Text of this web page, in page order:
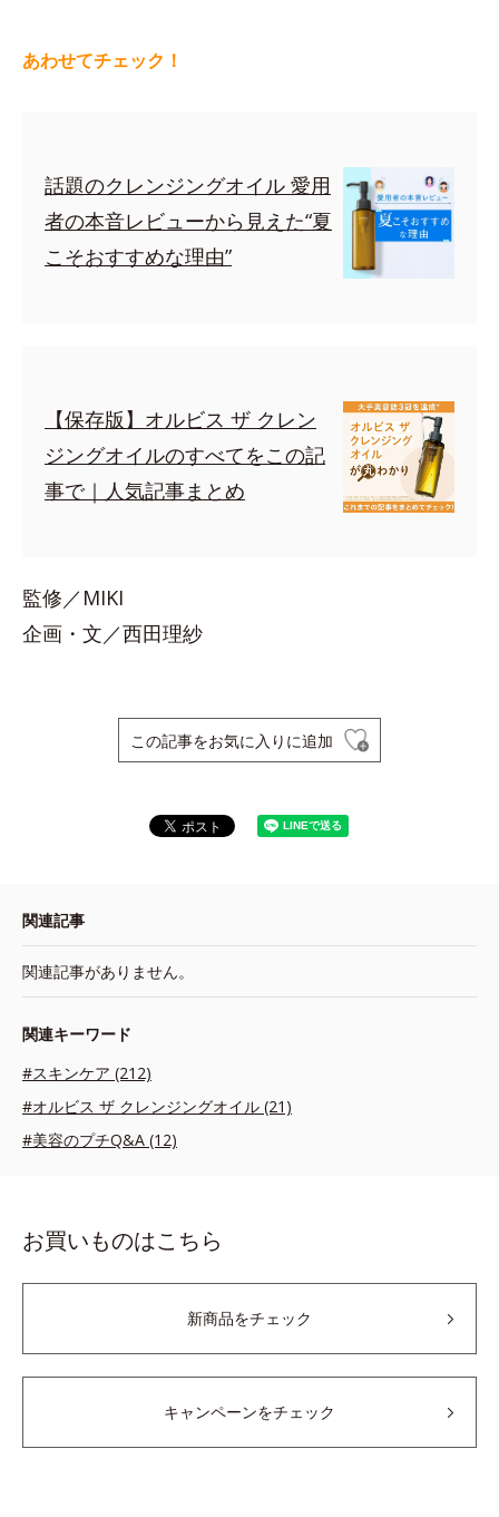
あわせてチェック！
話題のクレンジングオイル 愛用
者の本音レビューから見えた“夏
こそおすすめな理由”
【保存版】オルビス ザ クレン
ジングオイルのすべてをこの記
事で｜人気記事まとめ
監修／MIKI
企画・文／西田理紗
この記事をお気に入りに追加
関連記事
関連記事がありません。
関連キーワード
#スキンケア (212)
#オルビス ザ クレンジングオイル (21)
#美容のプチQ&A (12)
お買いものはこちら
新商品をチェック
キャンペーンをチェック